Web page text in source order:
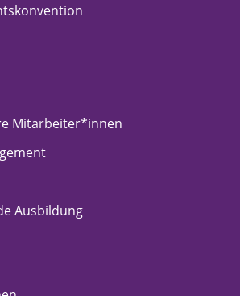
Mitarbeiter*innen
Ausbildung